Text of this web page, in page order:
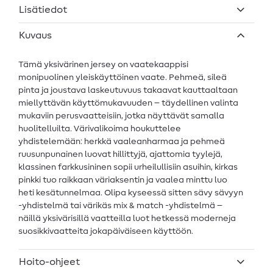
Lisätiedot
Kuvaus
Tämä yksivärinen jersey on vaatekaappisi
monipuolinen yleiskäyttöinen vaate. Pehmeä, sileä
pinta ja joustava laskeutuvuus takaavat kauttaaltaan
miellyttävän käyttömukavuuden – täydellinen valinta
mukaviin perusvaatteisiin, jotka näyttävät samalla
huolitelluilta. Värivalikoima houkuttelee
yhdistelemään: herkkä vaaleanharmaa ja pehmeä
ruusunpunainen luovat hillittyjä, ajattomia tyylejä,
klassinen farkkusininen sopii urheilullisiin asuihin, kirkas
pinkki tuo raikkaan väriaksentin ja vaalea minttu luo
heti kesätunnelmaa. Olipa kyseessä sitten sävy sävyyn
-yhdistelmä tai värikäs mix & match -yhdistelmä –
näillä yksivärisillä vaatteilla luot hetkessä moderneja
suosikkivaatteita jokapäiväiseen käyttöön.
Hoito-ohjeet